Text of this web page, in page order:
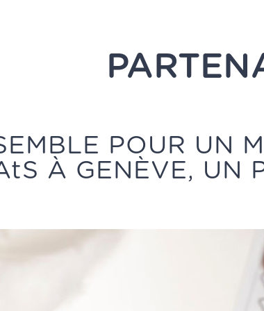
POUR UN
À GENÈVE, UN